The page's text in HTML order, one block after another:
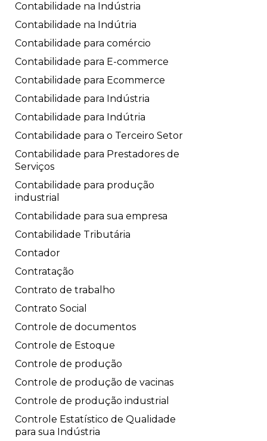
Contabilidade na Indústria
Contabilidade na Indútria
Contabilidade para comércio
Contabilidade para E-commerce
Contabilidade para Ecommerce
Contabilidade para Indústria
Contabilidade para Indútria
Contabilidade para o Terceiro Setor
Contabilidade para Prestadores de
Serviços
Contabilidade para produção
industrial
Contabilidade para sua empresa
Contabilidade Tributária
Contador
Contratação
Contrato de trabalho
Contrato Social
Controle de documentos
Controle de Estoque
Controle de produção
Controle de produção de vacinas
Controle de produção industrial
Controle Estatístico de Qualidade
para sua Indústria